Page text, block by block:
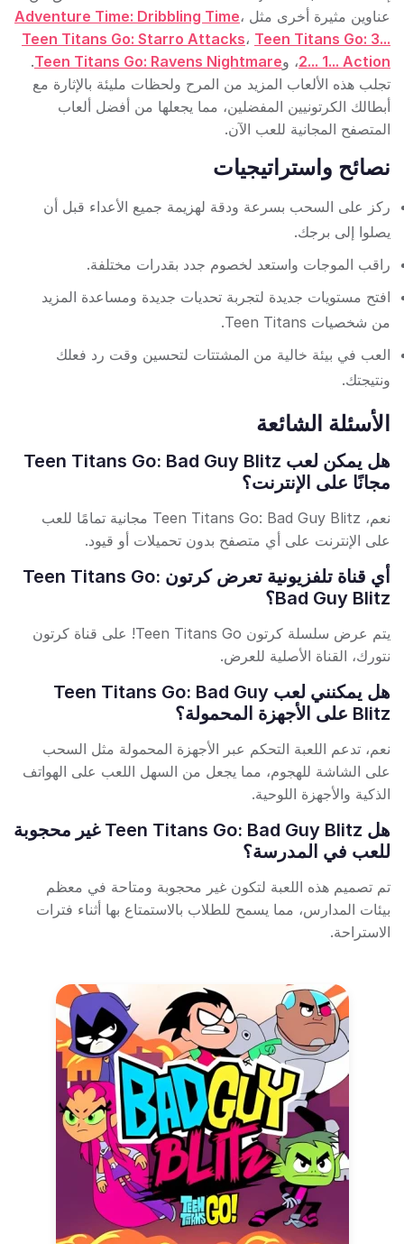
عناوين مثيرة أخرى مثل Adventure Time: Dribbling Time،
Teen Titans Go: Starro Attacks، Teen Titans Go: 3...
2... 1... Action، وTeen Titans Go: Ravens Nightmare
.
تجلب هذه الألعاب المزيد من المرح ولحظات مليئة بالإثارة مع
أبطالك الكرتونيين المفضلين، مما يجعلها من أفضل ألعاب
المتصفح المجانية للعب الآن.
نصائح واستراتيجيات
ركز على السحب بسرعة ودقة لهزيمة جميع الأعداء قبل أن
يصلوا إلى برجك.
راقب الموجات واستعد لخصوم جدد بقدرات مختلفة.
افتح مستويات جديدة لتجربة تحديات جديدة ومساعدة المزيد
من شخصيات Teen Titans.
العب في بيئة خالية من المشتتات لتحسين وقت رد فعلك
ونتيجتك.
الأسئلة الشائعة
هل يمكن لعب Teen Titans Go: Bad Guy Blitz
مجانًا على الإنترنت؟
نعم، Teen Titans Go: Bad Guy Blitz مجانية تمامًا للعب
على الإنترنت على أي متصفح بدون تحميلات أو قيود.
أي قناة تلفزيونية تعرض كرتون Teen Titans Go:
Bad Guy Blitz؟
يتم عرض سلسلة كرتون Teen Titans Go! على قناة كرتون
نتورك، القناة الأصلية للعرض.
هل يمكنني لعب Teen Titans Go: Bad Guy
Blitz على الأجهزة المحمولة؟
نعم، تدعم اللعبة التحكم عبر الأجهزة المحمولة مثل السحب
على الشاشة للهجوم، مما يجعل من السهل اللعب على الهواتف
الذكية والأجهزة اللوحية.
هل Teen Titans Go: Bad Guy Blitz غير محجوبة
للعب في المدرسة؟
تم تصميم هذه اللعبة لتكون غير محجوبة ومتاحة في معظم
بيئات المدارس، مما يسمح للطلاب بالاستمتاع بها أثناء فترات
الاستراحة.